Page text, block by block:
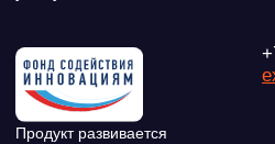
© ideco 2005-2026 · Все права защищены
Условия использования
Политика обработки персональных данных